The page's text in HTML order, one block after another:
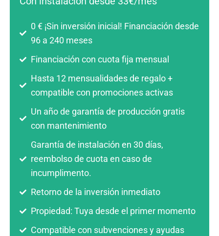
0 € ¡Sin inversión inicial! Financiación desde
96 a 240 meses
Financiación con cuota fija mensual
Hasta 12 mensualidades de regalo +
compatible con promociones activas
Un año de garantía de producción gratis
con mantenimiento
Garantía de instalación en 30 días,
reembolso de cuota en caso de
incumplimento.
Retorno de la inversión inmediato
Propiedad: Tuya desde el primer momento
Compatible con subvenciones y ayudas